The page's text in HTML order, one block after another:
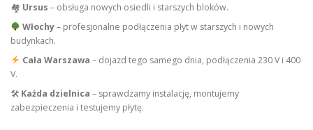
🏘 Ursus – obsługa nowych osiedli i starszych bloków.
Włochy– profesjonalne podłączenia płyt w starszych i nowych
budynkach.
Cała Warszawa – dojazd tego samego dnia, podłączenia 230 V i 400
V.
🛠 Każda dzielnica – sprawdzamy instalację, montujemy
zabezpieczenia i testujemy płytę.